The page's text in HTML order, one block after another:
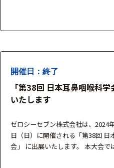
度な生体信号計測ソリューション
担当者が常駐し、実機を用いたデ
開催日：終了
「第38回 日本耳鼻咽喉科
いたします
ゼロシーセブン株式会社は、2024
日（日）に開催される「第38回 日
会」 に出展いたします。 本大会